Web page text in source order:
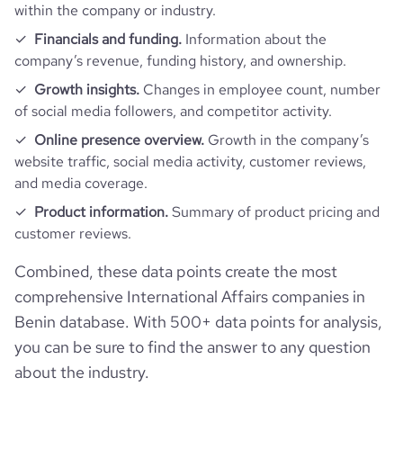
within the company or industry.
Financials and funding. Information about the
company’s revenue, funding history, and ownership.
Growth insights. Changes in employee count, number
of social media followers, and competitor activity.
Online presence overview. Growth in the company’s
website traffic, social media activity, customer reviews,
and media coverage.
Product information.Summary of product pricing and
customer reviews.
Combined, these data points create the most
comprehensive International Affairs companies in
Benin database. With 500+ data points for analysis,
you can be sure to find the answer to any question
about the industry.